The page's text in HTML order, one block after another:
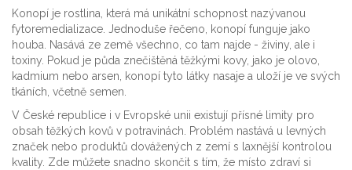
Konopí je rostlina, která má unikátní schopnost nazývanou
fytoremedializace. Jednoduše řečeno, konopí funguje jako
houba. Nasává ze země všechno, co tam najde - živiny, ale i
toxiny. Pokud je půda znečištěná těžkými kovy, jako je olovo,
kadmium nebo arsen, konopí tyto látky nasaje a uloží je ve svých
tkáních, včetně semen.
V České republice i v Evropské unii existují přísné limity pro
obsah těžkých kovů v potravinách. Problém nastává u levných
značek nebo produktů dovážených z zemí s laxnější kontrolou
kvality. Zde můžete snadno skončit s tím, že místo zdraví si